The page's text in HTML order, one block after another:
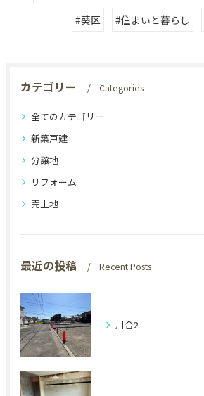
#葵区
#住まいと暮らし
カテゴリー Categories
全てのカテゴリー
新築戸建
分譲地
リフォーム
売土地
最近の投稿 Recent Posts
川合2